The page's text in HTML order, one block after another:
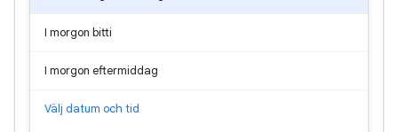
I morgon bitti
I morgon eftermiddag
Välj datum och tid